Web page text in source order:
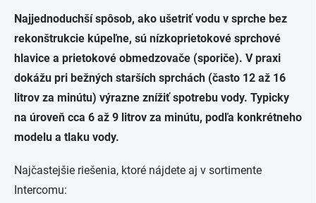
Najjednoduchší spôsob, ako ušetriť vodu v sprche bez
rekonštrukcie kúpeľne, sú nízkoprietokové sprchové
hlavice a prietokové obmedzovače (sporiče). V praxi
dokážu pri bežných starších sprchách (často 12 až 16
litrov za minútu) výrazne znížiť spotrebu vody. Typicky
na úroveň cca 6 až 9 litrov za minútu, podľa konkrétneho
modelu a tlaku vody.
Najčastejšie riešenia, ktoré nájdete aj v sortimente
Intercomu: